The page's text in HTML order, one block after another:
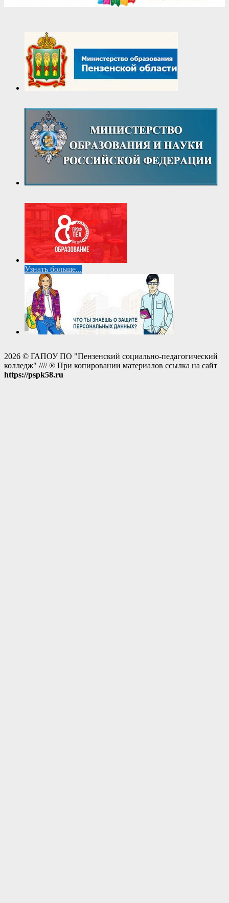
Узнать больше...
2026 © ГАПОУ ПО "Пензенский социально-педагогический
колледж" //// ® При копировании материалов ссылка на сайт
https://pspk58.ru